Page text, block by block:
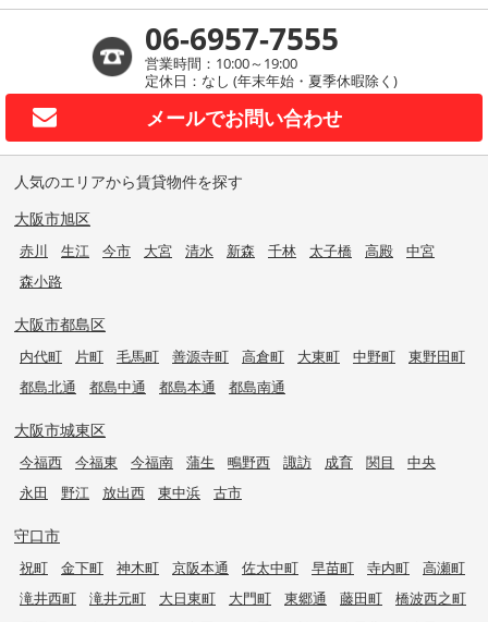
06-6957-7555
営業時間：10:00～19:00
定休日：なし (年末年始・夏季休暇除く)
メールでお問い合わせ
人気のエリアから賃貸物件を探す
大阪市旭区
赤川 生江 今市 大宮 清水 新森 千林 太子橋 高殿
中宮
森小路
大阪市都島区
内代町 片町 毛馬町 善源寺町 高倉町 大東町 中野町
東野田町
都島北通
都島中通 都島本通 都島南通
大阪市城東区
今福西 今福東 今福南 蒲生 鴫野西 諏訪 成育 関目
中央
永田
野江 放出西 東中浜 古市
守口市
祝町 金下町 神木町 京阪本通 佐太中町 早苗町 寺内町
高瀬町
滝井西町
滝井元町 大日東町 大門町 東郷通 藤田町
橋波西之町